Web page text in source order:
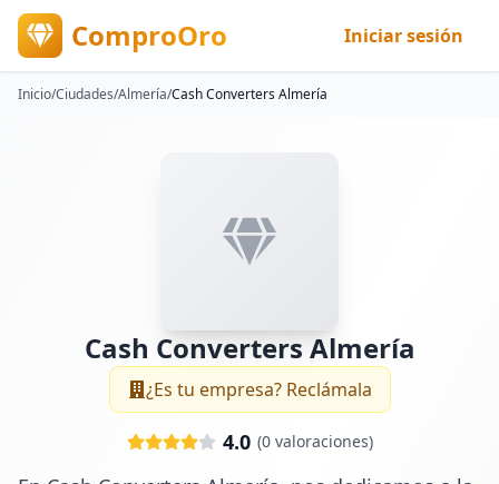
ComproOro Iniciar sesión
Inicio/Ciudades/Almería/Cash Converters Almería
Cash Converters Almería
¿Es tu empresa? Reclámala
4.0 (0valoraciones)